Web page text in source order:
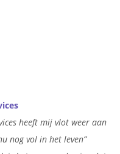
heeft mij vlot weer aan
nog vol in het leven”